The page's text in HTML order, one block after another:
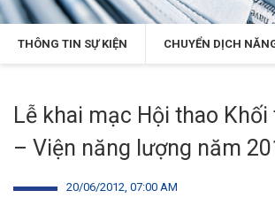
THÔNG TIN SỰ KIỆN CHUYỂN DỊCH
Lễ khai mạc Hội thao Khối
– Viện năng lượng năm
20/06/2012, 07:00 AM